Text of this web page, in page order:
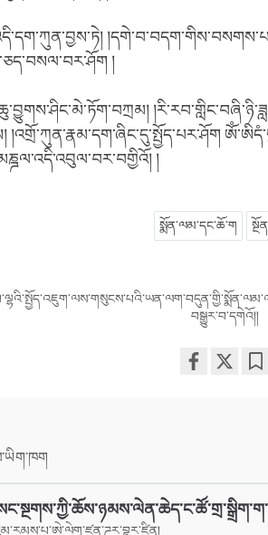
།
།འགྲོ་ཀུན་རྣམ་དག་ཞིང་དུ་སྤྱོད་པར་ཤོག
།
སྨོན་ལམ་དང་ཆོ་ག
བསྒྱུར་བ་དགེའོ།།